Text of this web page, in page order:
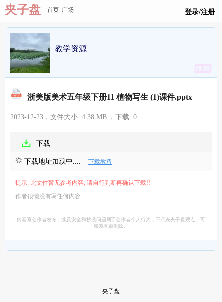
夹子盘 首页 广场 登录/注册
教学资源
浙美版美术五年级下册11 植物写生 (1)课件.pptx
2023-12-23，文件大小: 4.38 MB ，下载: 0
下载
下载地址加载中.... 下载教程
提示: 此文件暂无参考内容, 请自行判断再确认下载!!
作者很懒没有写任何内容
内容系创作者发布，涉及安全和抄袭问题属于创作者个人行为，不代表夹子盘观点，可
联系客服删除。
夹子盘